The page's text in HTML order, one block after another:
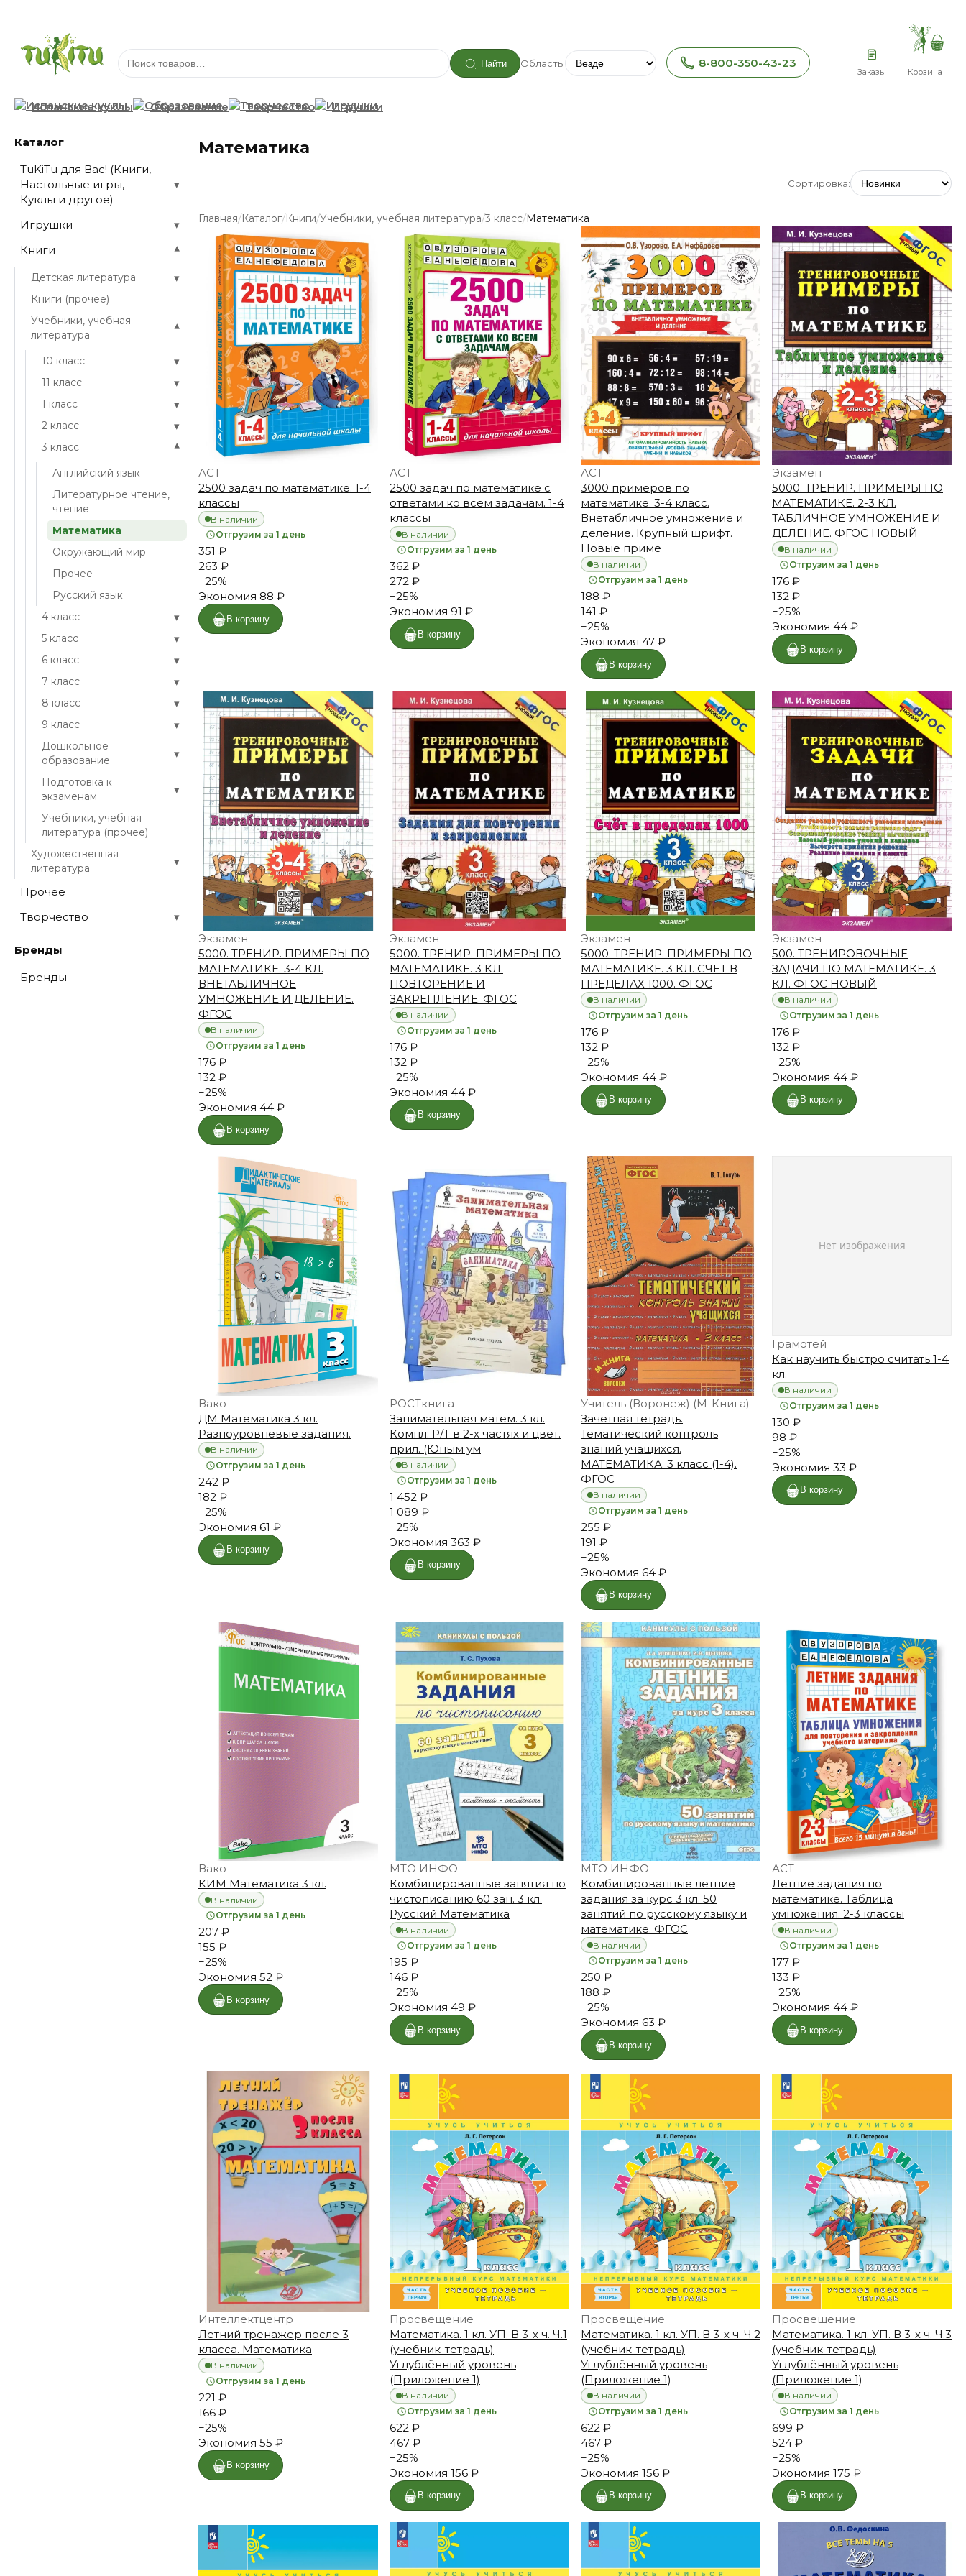
Найти Область: 8-800-350-43-23
Заказы Корзина
Испанские куклы Образование Творчество Игрушки
Каталог
TuKiTu для Вас! (Книги,
Настольные игры,
Куклы и другое)
▾
Игрушки
▾
Книги
▾
Детская литература ▾
Книги (прочее)
Учебники, учебная
литература
▾
10 класс ▾
11 класс ▾
1 класс ▾
2 класс ▾
3 класс ▾
Английский язык
Литературное чтение,
чтение
Математика
Окружающий мир
Прочее
Русский язык
4 класс
▾
5 класс ▾
6 класс ▾
7 класс ▾
8 класс ▾
9 класс ▾
Дошкольное
образование
▾
Подготовка к
экзаменам
▾
Учебники, учебная
литература (прочее)
Художественная
литература
▾
Прочее
Творчество
▾
Бренды
Бренды
Математика
Сортировка:
Главная/Каталог/Книги/Учебники, учебная литература/3 класс/Математика
АСТ
2500 задач по математике. 1-4
классы
В наличии
Отгрузим за 1 день
351 ₽
263 ₽
−25%
Экономия 88 ₽
В корзину
АСТ
2500 задач по математике с
ответами ко всем задачам. 1-4
классы
В наличии
Отгрузим за 1 день
362 ₽
272 ₽
−25%
Экономия 91 ₽
В корзину
АСТ
3000 примеров по
математике. 3-4 класс.
Внетабличное умножение и
деление. Крупный шрифт.
Новые приме
В наличии
Отгрузим за 1 день
188 ₽
141 ₽
−25%
Экономия 47 ₽
В корзину
Экзамен
5000. ТРЕНИР. ПРИМЕРЫ ПО
МАТЕМАТИКЕ. 2-3 КЛ.
ТАБЛИЧНОЕ УМНОЖЕНИЕ И
ДЕЛЕНИЕ. ФГОС НОВЫЙ
В наличии
Отгрузим за 1 день
176 ₽
132 ₽
−25%
Экономия 44 ₽
В корзину
Экзамен
5000. ТРЕНИР. ПРИМЕРЫ ПО
МАТЕМАТИКЕ. 3-4 КЛ.
ВНЕТАБЛИЧНОЕ
УМНОЖЕНИЕ И ДЕЛЕНИЕ.
ФГОС
В наличии
Отгрузим за 1 день
176 ₽
132 ₽
−25%
Экономия 44 ₽
В корзину
Экзамен
5000. ТРЕНИР. ПРИМЕРЫ ПО
МАТЕМАТИКЕ. 3 КЛ.
ПОВТОРЕНИЕ И
ЗАКРЕПЛЕНИЕ. ФГОС
В наличии
Отгрузим за 1 день
176 ₽
132 ₽
−25%
Экономия 44 ₽
В корзину
Экзамен
5000. ТРЕНИР. ПРИМЕРЫ ПО
МАТЕМАТИКЕ. 3 КЛ. СЧЕТ В
ПРЕДЕЛАХ 1000. ФГОС
В наличии
Отгрузим за 1 день
176 ₽
132 ₽
−25%
Экономия 44 ₽
В корзину
Экзамен
500. ТРЕНИРОВОЧНЫЕ
ЗАДАЧИ ПО МАТЕМАТИКЕ. 3
КЛ. ФГОС НОВЫЙ
В наличии
Отгрузим за 1 день
176 ₽
132 ₽
−25%
Экономия 44 ₽
В корзину
Вако
ДМ Математика 3 кл.
Разноуровневые задания.
В наличии
Отгрузим за 1 день
242 ₽
182 ₽
−25%
Экономия 61 ₽
В корзину
РОСТкнига
Занимательная матем. 3 кл.
Компл: Р/Т в 2-х частях и цвет.
прил. (Юным ум
В наличии
Отгрузим за 1 день
1 452 ₽
1 089 ₽
−25%
Экономия 363 ₽
В корзину
Учитель (Воронеж) (М-Книга)
Зачетная тетрадь.
Тематический контроль
знаний учащихся.
МАТЕМАТИКА. 3 класс (1-4).
ФГОС
В наличии
Отгрузим за 1 день
255 ₽
191 ₽
−25%
Экономия 64 ₽
В корзину
Грамотей
Как научить быстро считать 1-4
кл.
В наличии
Отгрузим за 1 день
130 ₽
98 ₽
−25%
Экономия 33 ₽
В корзину
Вако
КИМ Математика 3 кл.
В наличии
Отгрузим за 1 день
207 ₽
155 ₽
−25%
Экономия 52 ₽
В корзину
МТО ИНФО
Комбинированные занятия по
чистописанию 60 зан. 3 кл.
Русский Математика
В наличии
Отгрузим за 1 день
195 ₽
146 ₽
−25%
Экономия 49 ₽
В корзину
МТО ИНФО
Комбинированные летние
задания за курс 3 кл. 50
занятий по русскому языку и
математике. ФГОС
В наличии
Отгрузим за 1 день
250 ₽
188 ₽
−25%
Экономия 63 ₽
В корзину
АСТ
Летние задания по
математике. Таблица
умножения. 2-3 классы
В наличии
Отгрузим за 1 день
177 ₽
133 ₽
−25%
Экономия 44 ₽
В корзину
Интеллектцентр
Летний тренажер после 3
класса. Математика
В наличии
Отгрузим за 1 день
221 ₽
166 ₽
−25%
Экономия 55 ₽
В корзину
Просвещение
Математика. 1 кл. УП. В 3-х ч. Ч.1
(учебник-тетрадь)
Углублённый уровень
(Приложение 1)
В наличии
Отгрузим за 1 день
622 ₽
467 ₽
−25%
Экономия 156 ₽
В корзину
Просвещение
Математика. 1 кл. УП. В 3-х ч. Ч.2
(учебник-тетрадь)
Углублённый уровень
(Приложение 1)
В наличии
Отгрузим за 1 день
622 ₽
467 ₽
−25%
Экономия 156 ₽
В корзину
Просвещение
Математика. 1 кл. УП. В 3-х ч. Ч.3
(учебник-тетрадь)
Углублённый уровень
(Приложение 1)
В наличии
Отгрузим за 1 день
699 ₽
524 ₽
−25%
Экономия 175 ₽
В корзину